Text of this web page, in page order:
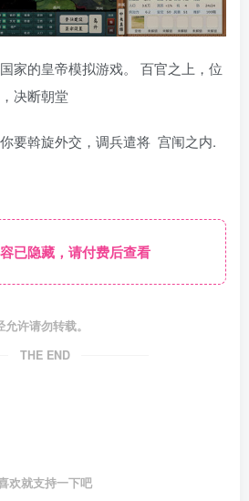
家的皇帝模拟游戏。 百官之上，位
决断朝堂
要斡旋外交，调兵遣将 宫闱之内.
已隐藏，请付费后查看
许请勿转载。
THE END
欢就支持一下吧